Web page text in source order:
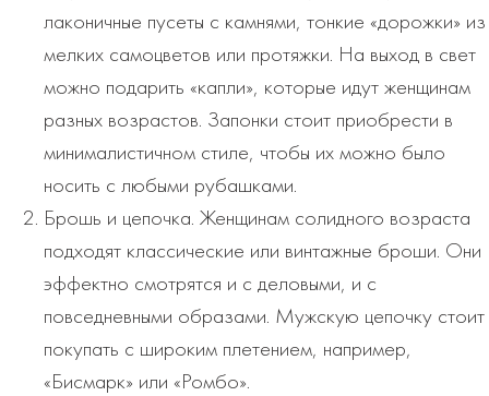
лаконичные пусеты с камнями, тонкие «дорожки» из
мелких самоцветов или протяжки. На выход в свет
можно подарить «капли», которые идут женщинам
разных возрастов. Запонки стоит приобрести в
минималистичном стиле, чтобы их можно было
носить с любыми рубашками.
Брошь и цепочка. Женщинам солидного возраста
подходят классические или винтажные броши. Они
эффектно смотрятся и с деловыми, и с
повседневными образами. Мужскую цепочку стоит
покупать с широким плетением, например,
«Бисмарк» или «Ромбо».